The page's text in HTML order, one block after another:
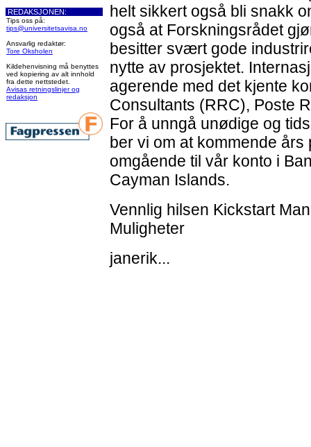
REDAKSJONEN:
Tips oss på:
tips@universitetsavisa.no
Ansvarlig redaktør:
Tore Oksholen
Kildehenvisning må benyttes
ved kopiering av alt innhold
fra dette nettstedet.
Avisas retningslinjer og
redaksjon
helt sikkert også bli snakk
også at Forskningsrådet
besitter svært gode
nytte av prosjektet.
agerende med det kjente
Consultants (RRC), Poste
For å unngå unødige og
ber vi om at kommende
omgående til vår konto i
Cayman Islands.
Vennlig hilsen Kickstart
Muligheter
janerik...